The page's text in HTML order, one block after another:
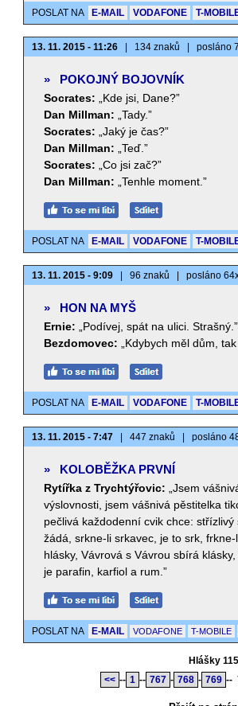
POSLAT NA E-MAIL VODAFONE T-
13. 11. 2015 - 11:26 134 znaků posláno
» POKOJNÝ BOJOVNÍK
Socrates:
„Kde jsi, Dane?”
Dan Millman:
„Tady.”
Socrates:
„Jaký je čas?”
Dan Millman:
„Teď.”
Socrates:
„Co jsi zač?”
Dan Millman:
„Tenhle moment.”
POSLAT NA E-MAIL VODAFONE T-
13. 11. 2015 - 9:09 96 znaků posláno
» HON NA MYŠ
Ernie:
„Podívej, spát na ulici. Strašný.”
Bezdomovec:
„Kdybych měl dům,
POSLAT NA E-MAIL VODAFONE T-
13. 11. 2015 - 7:47 447 znaků posláno
» KOLOBĚŽKA PRVNÍ
Rytířka z Trychtýřovic:
„Jsem
výslovnosti, jsem vášnivá pěstitelka
pečlivá každodenní cvik chce:
žádá, srkne-li srkavec, je to srk,
hlásky, Vávrová s Vávrou sbírá
je parafin, karfiol a rum.”
POSLAT NA E-MAIL VODAFONE T-MOBILE
Hlášky
<< -- 1 -- 767 - 768 - 769 --